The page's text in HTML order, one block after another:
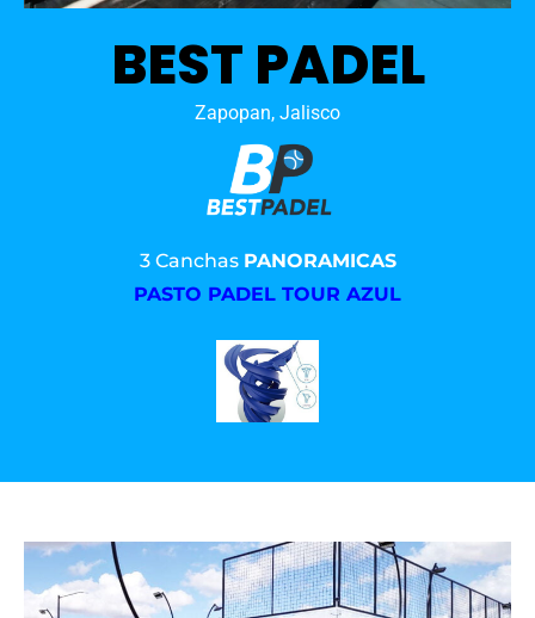
BEST PADEL
Zapopan, Jalisco
3 Canchas PANORAMICAS
PASTO PADEL TOUR AZUL